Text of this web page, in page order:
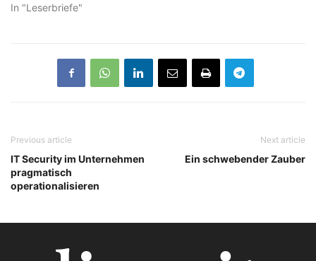
In "Leserbriefe"
Previous article
IT Security im Unternehmen
pragmatisch
operationalisieren
Next article
Ein schwebender Zauber